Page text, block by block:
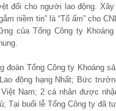
đối cho người lao động.
niềm tin” là “Tổ ấm” cho
của Tổng Công ty
đoàn Tổng Công ty Khoáng
động hạng Nhất; Bức
Nam; 2 cá nhân được
Tại buổi lễ Tổng Công ty đã